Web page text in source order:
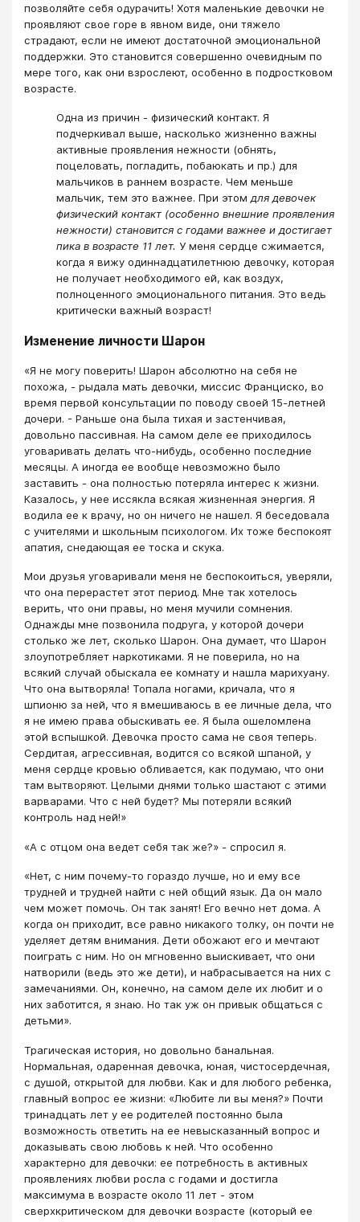
позволяйте себя одурачить! Хотя маленькие девочки не
проявляют свое горе в явном виде, они тяжело
страдают, если не имеют достаточной эмоциональной
поддержки. Это становится совершенно очевидным по
мере того, как они взрослеют, особенно в подростковом
возрасте.
Одна из причин - физический контакт. Я
подчеркивал выше, насколько жизненно важны
активные проявления нежности (обнять,
поцеловать, погладить, побаюкать и пр.) для
мальчиков в раннем возрасте. Чем меньше
мальчик, тем это важнее. При этомдля девочек
физический контакт (особенно внешние проявления
нежности) становится с годами важнее и достигает
пика в возрасте 11 лет. У меня сердце сжимается,
когда я вижу одиннадцатилетнюю девочку, которая
не получает необходимого ей, как воздух,
полноценного эмоционального питания. Это ведь
критически важный возраст!
Изменение личности Шарон
«Я не могу поверить! Шарон абсолютно на себя не
похожа, - рыдала мать девочки, миссис Франциско, во
время первой консультации по поводу своей 15-летней
дочери. - Раньше она была тихая и застенчивая,
довольно пассивная. На самом деле ее приходилось
уговаривать делать что-нибудь, особенно последние
месяцы. А иногда ее вообще невозможно было
заставить - она полностью потеряла интерес к жизни.
Казалось, у нее иссякла всякая жизненная энергия. Я
водила ее к врачу, но он ничего не нашел. Я беседовала
с учителями и школьным психологом. Их тоже беспокоят
апатия, снедающая ее тоска и скука.
Мои друзья уговаривали меня не беспокоиться, уверяли,
что она перерастет этот период. Мне так хотелось
верить, что они правы, но меня мучили сомнения.
Однажды мне позвонила подруга, у которой дочери
столько же лет, сколько Шарон. Она думает, что Шарон
злоупотребляет наркотиками. Я не поверила, но на
всякий случай обыскала ее комнату и нашла марихуану.
Что она вытворяла! Топала ногами, кричала, что я
шпионю за ней, что я вмешиваюсь в ее личные дела, что
я не имею права обыскивать ее. Я была ошеломлена
этой вспышкой. Девочка просто сама не своя теперь.
Сердитая, агрессивная, водится со всякой шпаной, у
меня сердце кровью обливается, как подумаю, что они
там вытворяют. Целыми днями только шастают с этими
варварами. Что с ней будет? Мы потеряли всякий
контроль над ней!»
«А с отцом она ведет себя так же?» - спросил я.
«Нет, с ним почему-то гораздо лучше, но и ему все
трудней и трудней найти с ней общий язык. Да он мало
чем может помочь. Он так занят! Его вечно нет дома. А
когда он приходит, все равно никакого толку, он почти не
уделяет детям внимания. Дети обожают его и мечтают
поиграть с ним. Но он мгновенно выискивает, что они
натворили (ведь это же дети), и набрасывается на них с
замечаниями. Он, конечно, на самом деле их любит и о
них заботится, я знаю. Но так уж он привык общаться с
детьми».
Трагическая история, но довольно банальная.
Нормальная, одаренная девочка, юная, чистосердечная,
с душой, открытой для любви. Как и для любого ребенка,
главный вопрос ее жизни: «Любите ли вы меня?» Почти
тринадцать лет у ее родителей постоянно была
возможность ответить на ее невысказанный вопрос и
доказывать свою любовь к ней. Что особенно
характерно для девочки: ее потребность в активных
проявлениях любви росла с годами и достигла
максимума в возрасте около 11 лет - этом
сверхкритическом для девочки возрасте (который ее